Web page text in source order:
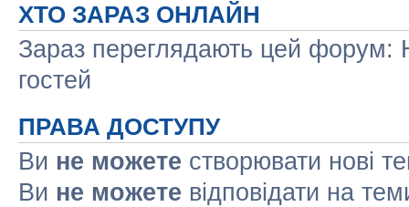
ХТО ЗАРАЗ ОНЛАЙН
Зараз переглядають цей форум:
гостей
ПРАВА ДОСТУПУ
Ви не можете створювати нові
Ви не можете відповідати на